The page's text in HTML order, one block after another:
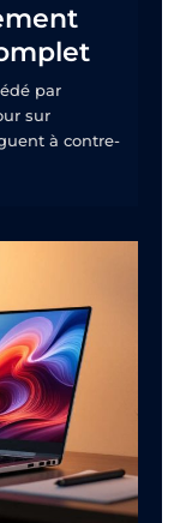
par
sur
à contre-